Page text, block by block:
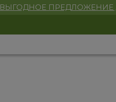
ВЫГОДНОЕ ПРЕДЛОЖЕНИЕ